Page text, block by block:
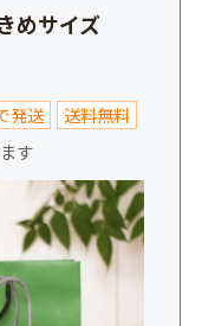
めサイズ
発送
送料無料
す